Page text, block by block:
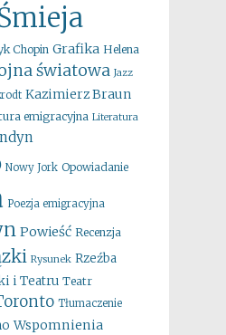
Chopin Grafika Helena
światowa Jazz
Kazimierz Braun
emigracyjna Literatura
Nowy Jork Opowiadanie
Poezja emigracyjna
Powieść Recenzja
Rysunek Rzeźba
i Teatru Teatr
Tłumaczenie
Wspomnienia